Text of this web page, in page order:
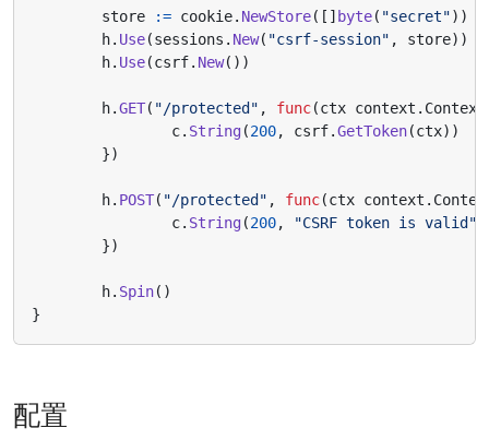
store := cookie. NewStore([]byte( "secret"))
h. Use(sessions . New( "csrf-session" , store))
h. Use(csrf. New())
h.GET( "/protected" , func(ctx context . Context
c. String(200, csrf.GetToken(ctx))
})
h. POST( "/protected" , func(ctx context .
c. String(200, "CSRF token is valid"
})
h. Spin()
}
配置